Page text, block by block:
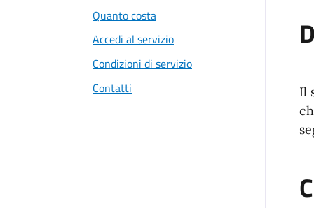
Quanto costa
Accedi al servizio
Condizioni di servizio
Contatti
Il